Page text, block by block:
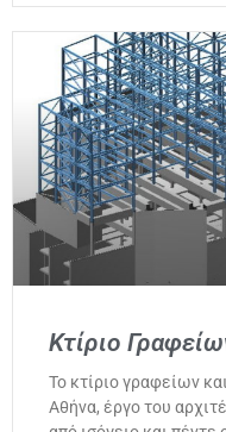
Κτίριο
Το κτίριο γραφείων
Αθήνα, έργο του